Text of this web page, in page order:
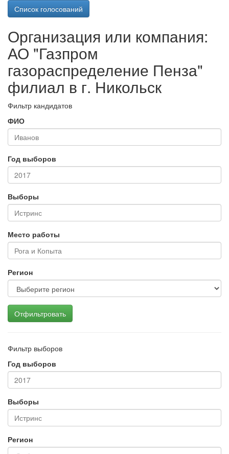
Список голосований
Организация или компания:
АО "Газпром
газораспределение Пенза"
филиал в г. Никольск
Фильтр кандидатов
ФИО
Год выборов
Выборы
Место работы
Регион
Отфильтровать
Фильтр выборов
Год выборов
Выборы
Регион